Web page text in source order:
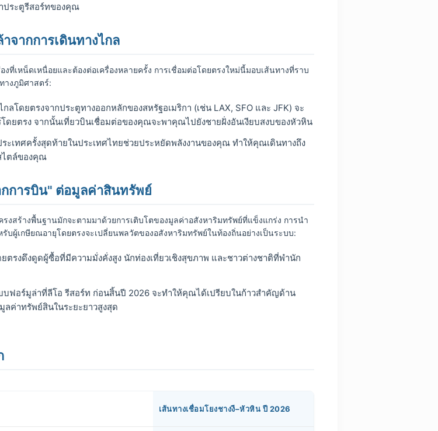
ประตูรีสอร์ทของคุณ
จากการเดินทางไกล
งที่เหน็ดเหนื่อยและต้องต่อเครื่องหลายครั้ง การเชื่อมต่อโดยตรงใหม่นี้มอบเส้นทางที่ราบ
างภูมิศาสตร์:
กลโดยตรงจากประตูทางออกหลักของสหรัฐอเมริกา (เช่น LAX, SFO และ JFK) จะ
ดยตรง จากนั้นเที่ยวบินเชื่อมต่อของคุณจะพาคุณไปยังชายฝั่งอันเงียบสงบของหัวหิน
ระเทศครั้งสุดท้ายในประเทศไทยช่วยประหยัดพลังงานของคุณ ทำให้คุณเดินทางถึง
ไตล์ของคุณ
การบิน" ต่อมูลค่าสินทรัพย์
สร้างพื้นฐานมักจะตามมาด้วยการเติบโตของมูลค่าอสังหาริมทรัพย์ที่แข็งแกร่ง การนำ
บผู้เกษียณอายุโดยตรงจะเปลี่ยนพลวัตของอสังหาริมทรัพย์ในท้องถิ่นอย่างเป็นระบบ:
ยตรงดึงดูดผู้ซื้อที่มีความมั่งคั่งสูง นักท่องเที่ยวเชิงสุขภาพ และชาวต่างชาติที่พำนัก
บฟอร์มูล่าที่ลีโอ รีสอร์ท ก่อนสิ้นปี 2026 จะทำให้คุณได้เปรียบในก้าวสำคัญด้าน
ค่าทรัพย์สินในระยะยาวสูงสุด
เส้นทางเชื่อมโยงชางงี–หัวหิน ปี 2026